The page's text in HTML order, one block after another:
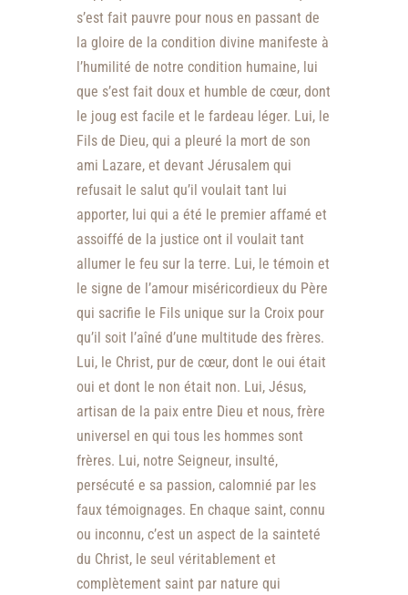
s’est fait pauvre pour nous en passant de
la gloire de la condition divine manifeste à
l’humilité de notre condition humaine, lui
que s’est fait doux et humble de cœur, dont
le joug est facile et le fardeau léger. Lui, le
Fils de Dieu, qui a pleuré la mort de son
ami Lazare, et devant Jérusalem qui
refusait le salut qu’il voulait tant lui
apporter, lui qui a été le premier affamé et
assoiffé de la justice ont il voulait tant
allumer le feu sur la terre. Lui, le témoin et
le signe de l’amour miséricordieux du Père
qui sacrifie le Fils unique sur la Croix pour
qu’il soit l’aîné d’une multitude des frères.
Lui, le Christ, pur de cœur, dont le oui était
oui et dont le non était non. Lui, Jésus,
artisan de la paix entre Dieu et nous, frère
universel en qui tous les hommes sont
frères. Lui, notre Seigneur, insulté,
persécuté e sa passion, calomnié par les
faux témoignages. En chaque saint, connu
ou inconnu, c’est un aspect de la sainteté
du Christ, le seul véritablement et
complètement saint par nature qui